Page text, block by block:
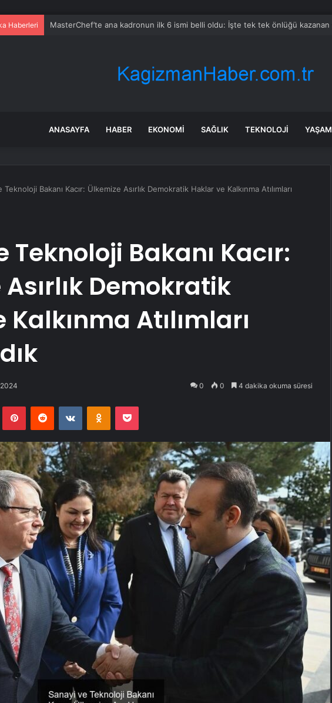
Haberleri Almus Barajı’nda Su Baskınları
ANASAYFA HABER EKONOMI SAĞLIK TEKNOLOJI YAŞAM
Teknoloji Bakanı Kacır: Ülkemize Asırlık Demokratik Haklar ve Kalkınma Atılımları
Teknoloji Bakanı Kacır:
Demokratik
Atılımları
0 0 4 dakika okuma süresi
PinterestReddit VKontakteOdnoklassniki
Pocket